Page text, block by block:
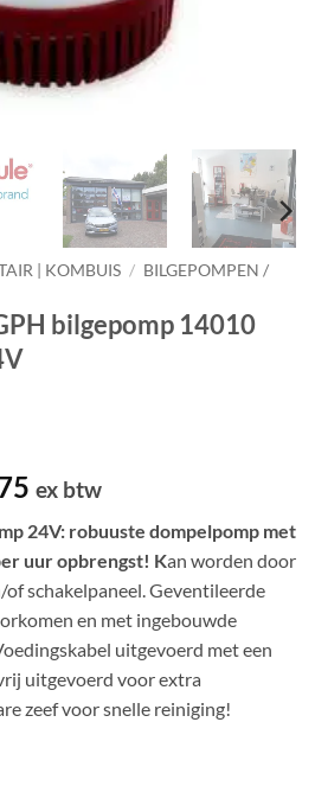
| KOMBUIS / BILGEPOMPEN /
bilgepomp 14010
Huidige
is:
€ 227,75.
ex btw
24V: robuuste dompelpomp met
uur opbrengst! Kan worden door
schakelpaneel. Geventileerde
en met ingebouwde
uitgevoerd met een
uitgevoerd voor extra
zeef voor snelle reiniging!